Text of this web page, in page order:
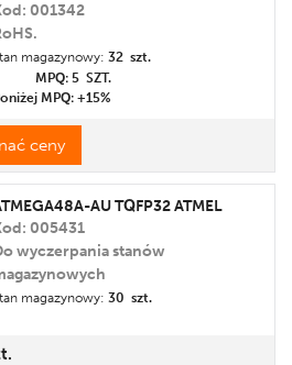
001342
magazynowy: 32 szt.
MPQ: 5 SZT.
MPQ: +15%
ceny
AU TQFP32 ATMEL
005431
wyczerpania stanów
magazynowy: 30 szt.